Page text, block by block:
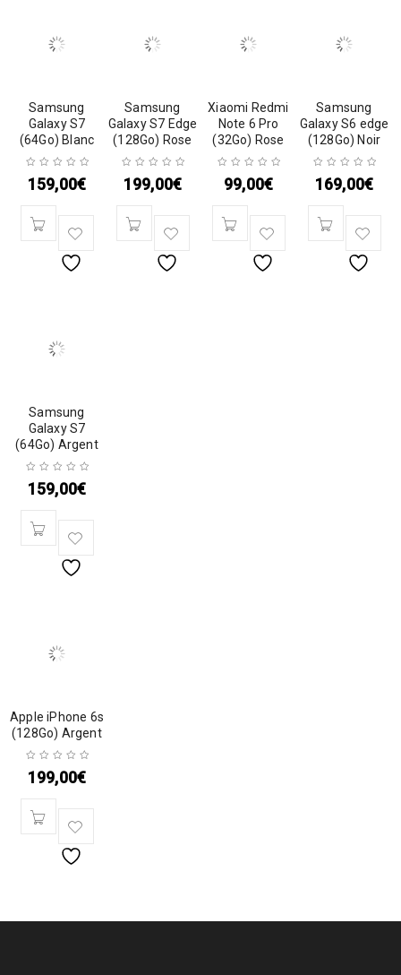
Samsung
Galaxy S7
(64Go) Blanc
159,00€
Samsung
Galaxy S7 Edge
(128Go) Rose
199,00€
Xiaomi Redmi
Note 6 Pro
(32Go) Rose
99,00€
Samsung
Galaxy S6 edge
(128Go) Noir
169,00€
Samsung
Galaxy S7
(64Go) Argent
159,00€
Apple iPhone 6s
(128Go) Argent
199,00€